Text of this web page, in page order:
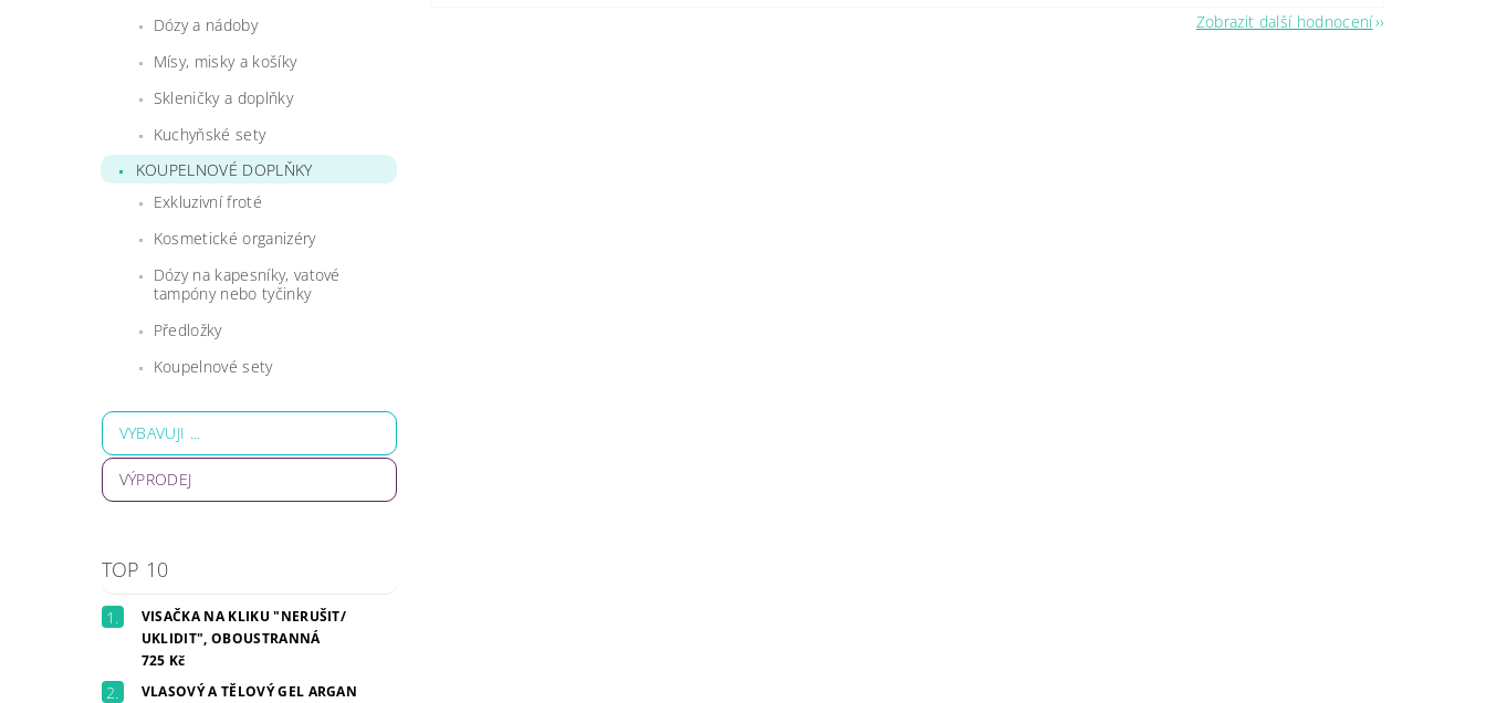
Dózy a nádoby
Mísy, misky a košíky
Skleničky a doplňky
Kuchyňské sety
KOUPELNOVÉ DOPLŇKY
Exkluzivní froté
Kosmetické organizéry
Dózy na kapesníky, vatové
tampóny nebo tyčinky
Předložky
Koupelnové sety
VYBAVUJI ...
VÝPRODEJ
TOP 10
VISAČKA NA KLIKU "NERUŠIT/
UKLIDIT", OBOUSTRANNÁ
725 Kč
VLASOVÝ A TĚLOVÝ GEL ARGAN
Zobrazit další hodnocení